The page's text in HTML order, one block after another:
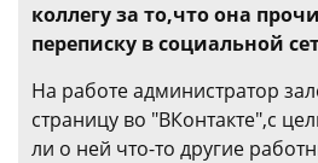
коллегу за то,что она
переписку в социальной
На работе администратор
страницу во "ВКонтакте",с
ли о ней что-то другие